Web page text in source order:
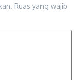
Ruas yang wajib